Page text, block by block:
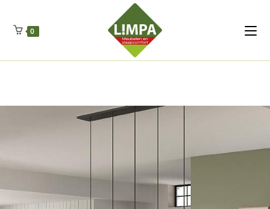
Regenschut
Drueckerpro
Fettsauren Dekemax Kapselmed
Luftkuhlen Zauberfan Netzfenste Insektensc
0